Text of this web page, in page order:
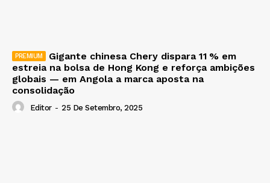
Gigante chinesa Chery dispara 11 % em
estreia na bolsa de Hong Kong e reforça ambições
globais — em Angola a marca aposta na
consolidação
Editor - 25 De Setembro, 2025